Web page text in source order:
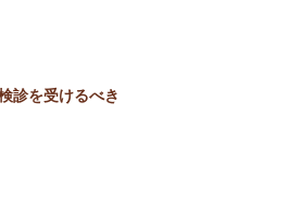
診を受けるべき